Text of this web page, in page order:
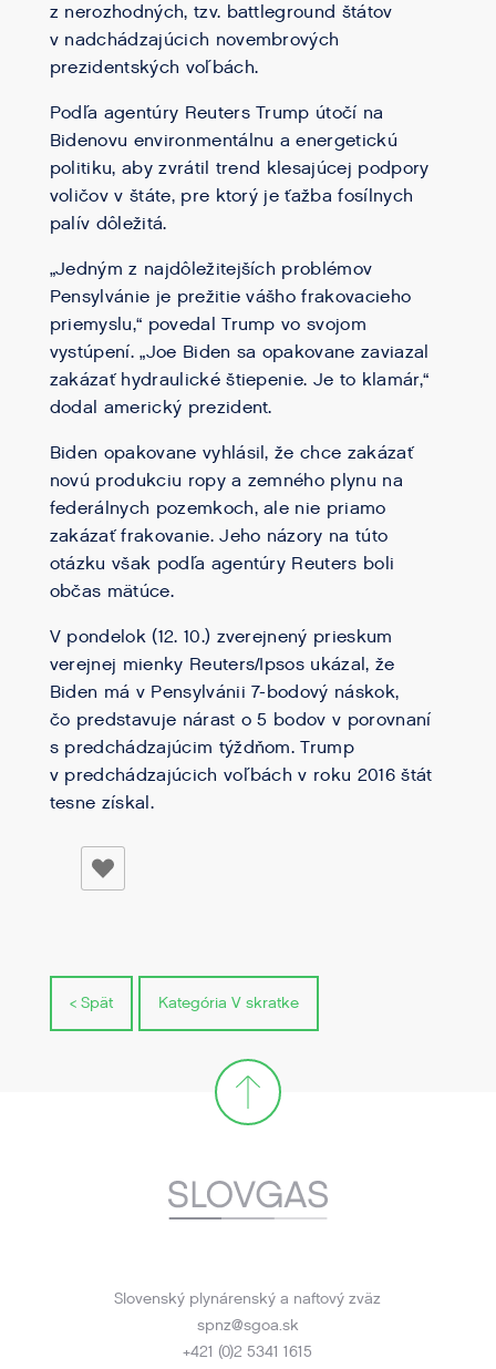
z nerozhodných, tzv. battleground štátov
v nadchádzajúcich novembrových
prezidentských voľbách.
Podľa agentúry Reuters Trump útočí na
Bidenovu environmentálnu a energetickú
politiku, aby zvrátil trend klesajúcej podpory
voličov v štáte, pre ktorý je ťažba fosílnych
palív dôležitá.
„Jedným z najdôležitejších problémov
Pensylvánie je prežitie vášho frakovacieho
priemyslu,“ povedal Trump vo svojom
vystúpení. „Joe Biden sa opakovane zaviazal
zakázať hydraulické štiepenie. Je to klamár,“
dodal americký prezident.
Biden opakovane vyhlásil, že chce zakázať
novú produkciu ropy a zemného plynu na
federálnych pozemkoch, ale nie priamo
zakázať frakovanie. Jeho názory na túto
otázku však podľa agentúry Reuters boli
občas mätúce.
V pondelok (12. 10.) zverejnený prieskum
verejnej mienky Reuters/Ipsos ukázal, že
Biden má v Pensylvánii 7-bodový náskok,
čo predstavuje nárast o 5 bodov v porovnaní
s predchádzajúcim týždňom. Trump
v predchádzajúcich voľbách v roku 2016 štát
tesne získal.
< Spät Kategória V skratke
Slovenský plynárenský a naftový zväz
spnz@sgoa.sk
+421 (0)2 5341 1615